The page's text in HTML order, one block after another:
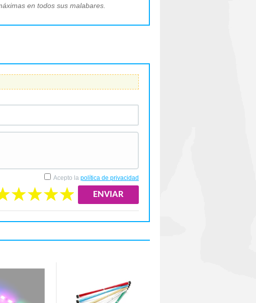
en todos sus malabares.
Acepto la política de privacidad